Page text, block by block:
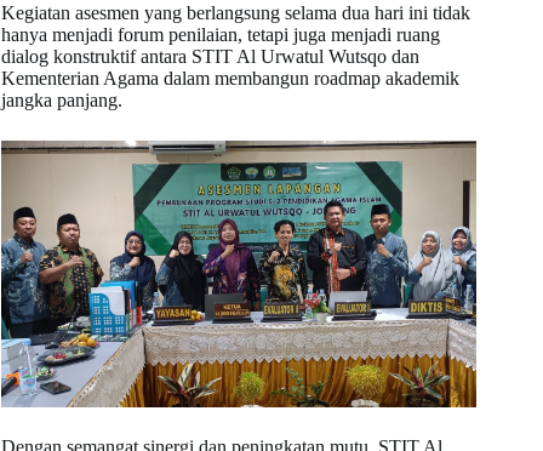
Kegiatan asesmen yang berlangsung selama dua hari ini tidak
hanya menjadi forum penilaian, tetapi juga menjadi ruang
dialog konstruktif antara STIT Al Urwatul Wutsqo dan
Kementerian Agama dalam membangun roadmap akademik
jangka panjang.
Dengan semangat sinergi dan peningkatan mutu, STIT Al